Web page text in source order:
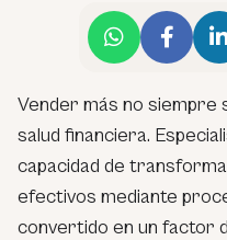
Vender más no siempre
salud financiera.
capacidad de
efectivos mediante
convertido en un factor